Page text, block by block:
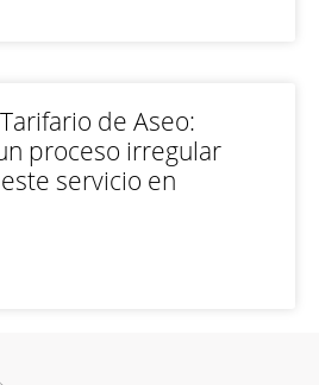
de Aseo:
proceso irregular
servicio en